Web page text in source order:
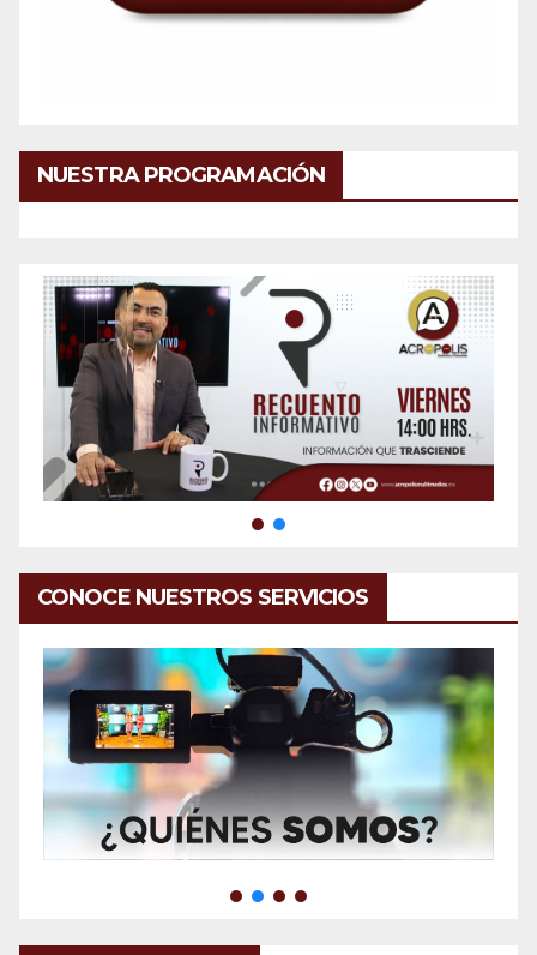
NUESTRA PROGRAMACIÓN
CONOCE NUESTROS SERVICIOS